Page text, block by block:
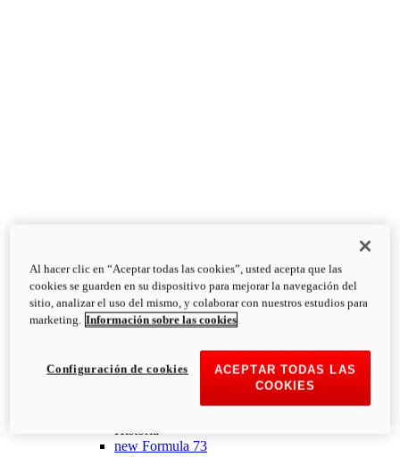
Historia
new Formula 73
Al hacer clic en “Aceptar todas las cookies”, usted acepta que las
cookies se guarden en su dispositivo para mejorar la navegación del
sitio, analizar el uso del mismo, y colaborar con nuestros estudios para
marketing. Información sobre las cookies
ACEPTAR TODAS LAS
COOKIES
Configuración de cookies